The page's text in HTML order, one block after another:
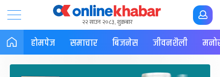
२२ साउन २०८३, शुक्रबार
होमपेज समाचार बिजनेस जीवनशैली